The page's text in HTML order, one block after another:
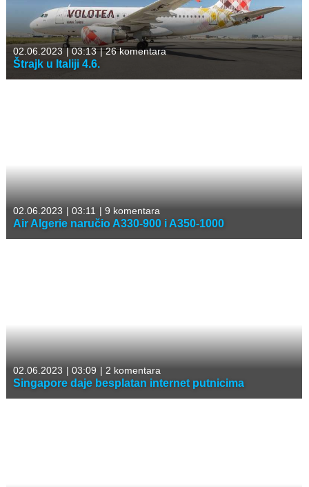
02.06.2023 |03:13 |26 komentara
Štrajk u Italiji 4.6.
02.06.2023 | 03:11 | 9 komentara
Air Algerie naručio A330-900 i A350-1000
02.06.2023 | 03:09 | 2 komentara
Singapore daje besplatan internet putnicima